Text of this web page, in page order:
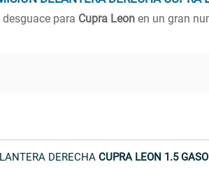
para Cupra Leon en un gran
DERECHA CUPRA LEON 1.5